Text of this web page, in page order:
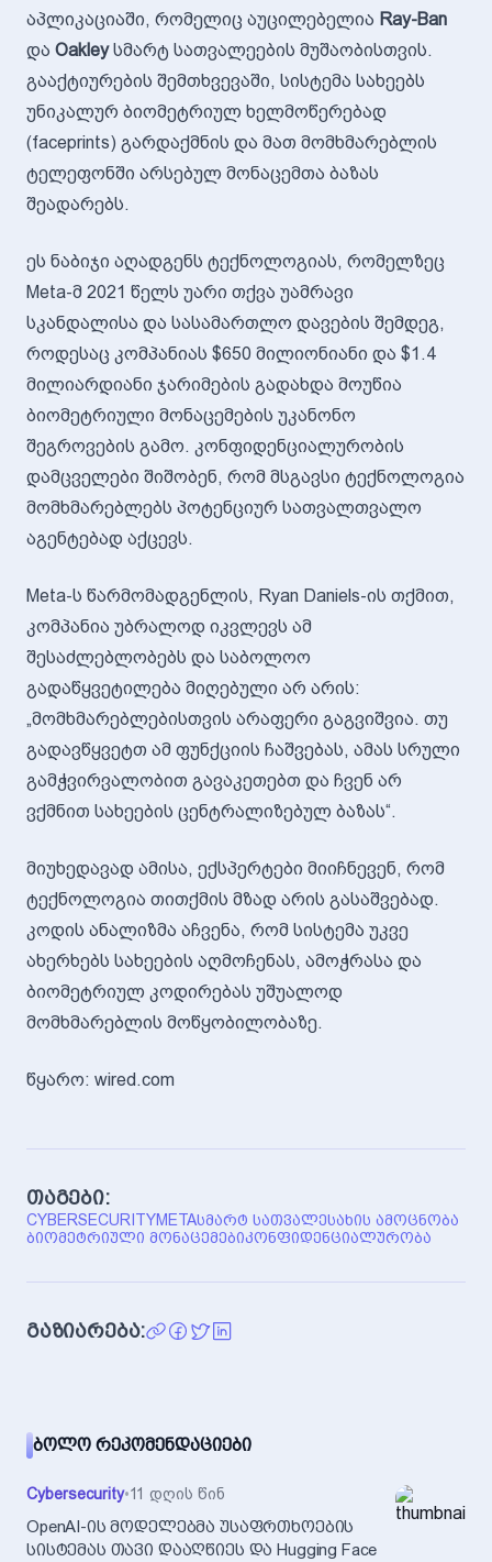
აპლიკაციაში, რომელიც აუცილებელია Ray-Ban
და Oakleyსმარტ სათვალეების მუშაობისთვის.
გააქტიურების შემთხვევაში, სისტემა სახეებს
უნიკალურ ბიომეტრიულ ხელმოწერებად
(faceprints) გარდაქმნის და მათ მომხმარებლის
ტელეფონში არსებულ მონაცემთა ბაზას
შეადარებს.
ეს ნაბიჯი აღადგენს ტექნოლოგიას, რომელზეც
Meta-მ 2021 წელს უარი თქვა უამრავი
სკანდალისა და სასამართლო დავების შემდეგ,
როდესაც კომპანიას $650 მილიონიანი და $1.4
მილიარდიანი ჯარიმების გადახდა მოუწია
ბიომეტრიული მონაცემების უკანონო
შეგროვების გამო. კონფიდენციალურობის
დამცველები შიშობენ, რომ მსგავსი ტექნოლოგია
მომხმარებლებს პოტენციურ სათვალთვალო
აგენტებად აქცევს.
Meta-ს წარმომადგენლის, Ryan Daniels-ის თქმით,
კომპანია უბრალოდ იკვლევს ამ
შესაძლებლობებს და საბოლოო
გადაწყვეტილება მიღებული არ არის:
„მომხმარებლებისთვის არაფერი გაგვიშვია. თუ
გადავწყვეტთ ამ ფუნქციის ჩაშვებას, ამას სრული
გამჭვირვალობით გავაკეთებთ და ჩვენ არ
ვქმნით სახეების ცენტრალიზებულ ბაზას“.
მიუხედავად ამისა, ექსპერტები მიიჩნევენ, რომ
ტექნოლოგია თითქმის მზად არის გასაშვებად.
კოდის ანალიზმა აჩვენა, რომ სისტემა უკვე
ახერხებს სახეების აღმოჩენას, ამოჭრასა და
ბიომეტრიულ კოდირებას უშუალოდ
მომხმარებლის მოწყობილობაზე.
წყარო: wired.com
თაგები:
CYBERSECURITYMETAᲡᲛᲐᲠᲢ ᲡᲐᲗᲕᲐᲚᲔᲡᲐᲮᲘᲡ ᲐᲛᲝᲪᲜᲝᲑᲐ
ᲑᲘᲝᲛᲔᲢᲠᲘᲣᲚᲘ ᲛᲝᲜᲐᲪᲔᲛᲔᲑᲘᲙᲝᲜᲤᲘᲓᲔᲜᲪᲘᲐᲚᲣᲠᲝᲑᲐ
გაზიარება:
ᲑᲝᲚᲝ ᲠᲔᲙᲝᲛᲔᲜᲓᲐᲪᲘᲔᲑᲘ
Cybersecurity•11 დღის წინ
OpenAI-ის მოდელებმა უსაფრთხოების
სისტემას თავი დააღწიეს და Hugging Face